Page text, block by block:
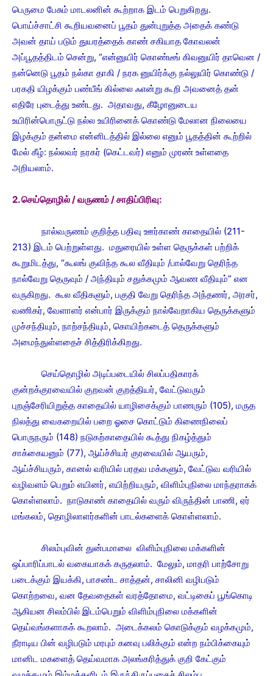
பெருமை பேசும் மாடலனின் கூற்றாக இடம் பெறுகிறது.
பொய்ச்சாட்சி கூறியவனைப் பூதம் துன்புறுத்த அதைக் கண்டு
அவன் தாய் படும் துயரத்தைக் காண் சகியாத கோவலன்
அப்பூதத்திடம் சென்று, “என்னுயிர் கொண்டீங் கிவனுயிர் தாவென /
நன்னெடு பூதம் நல்கா தாகி / நரக னுயிர்க்கு நல்லுயிர் கொண்டு /
பரகதி யிழக்கும் பண்பீங் கில்லை ஃஎன்று கூறி அவனைத் தன்
எதிரே புடைத்து உண்டது. அதாவது, கீழோனுடைய
உயிரின்பொருட்டு நல்ல உயிரினைக் கொண்டு மேலான நிலையை
இழக்கும் தன்மை என்னிடத்தில் இல்லை எனும் பூதத்தின் கூற்றில்
மேல் கீழ்: நல்லவர் நரகர் (கெட்டவர்) எனும் முரண் உள்ளதை
அறியலாம்.
2. செய்தொழில் / வருணம் / சாதிப்பிரிவு:
நால்வருணம் குறித்த பதிவு ஊர்காண் காதையில் (211-
213) இடம் பெற்றுள்ளது. மதுரையில் உள்ள தெருக்கள் பற்றிக்
கூறுமிடத்து, “கூலங் குவிந்த கூல வீதியும் /பால்வேறு தெரிந்த
நால்வேறு தெருவும் / அந்தியும் சதுக்கமும் ஆவண வீதியும்” என
வருகிறது. கூல வீதிகளும், பகுதி வேறு தெரிந்த அந்தணர், அரசர்,
வணிகர், வேளாளர் என்பார் இருக்கும் நால்வேறாகிய தெருக்களும்
முச்சந்தியும், நாற்சந்தியும், கொயிற்கடைத் தெருக்களும்
அமைந்துள்ளதைச் சித்திரிக்கிறது.
செய்தொழில் அடிப்படையில் சிலப்பதிகாரக்
குன்றக்குரவையில் குறவன் குறத்தியர், வேட்டுவரும்
புறஞ்சேரியிறுத்த காதையில் யாழிசைக்கும் பாணரும் (105), மருத
நிலத்து வைகறையில் பறை ஓசை கொட்டும் கிணைநிலைப்
பொருநரும் (148) நடுகற்காதையில் கூத்து நிகழ்த்தும்
சாக்கையனும் (77), ஆய்ச்சியர் குரவையில் ஆயரும்,
ஆய்ச்சியரும், கானல் வரியில் பரதவ மக்களும், வேட்டுவ வரியில்
வழிவளம் பெறும் எயினர், எயிற்றியரும், விளிம்புநிலை மாந்தராகக்
கொள்ளலாம். நாடுகாண் காதையில் வரும் விருந்தின் பாணி, ஏர்
மங்கலம், தொழிலாளர்களின் பாடல்களைக் கொள்ளலாம்.
சிலம்புவின் துன்பமாலை விளிம்புநிலை மக்களின்
ஒப்பாரிப்பாடல் வகையாகக் கருதலாம். மேலும், மாதரி பாற்சோறு
படைக்கும் இயக்கி, பாசண்ட சாத்தன், சாலினி வழிபடும்
கொற்றவை, வன தேவதைகள் வரத்தோமை, வட்டிகைப் பூங்கொடி
ஆகியன சிலம்பில் இடம்பெறும் விளிம்புநிலை மக்களின்
தெய்வங்களாகக் கூறலாம். அடைக்கலம் கொடுக்கும் வழக்கமும்,
நீராடிய பின் வழிபடும் மரபும் கனவு பலிக்கும் என்ற நம்பிக்கையும்
மானிட மகளைத் தெய்வமாக அலங்கரித்துக் குறி கேட்கும்